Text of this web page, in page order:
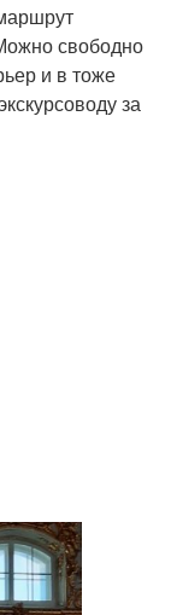
свободно
и в тоже
за